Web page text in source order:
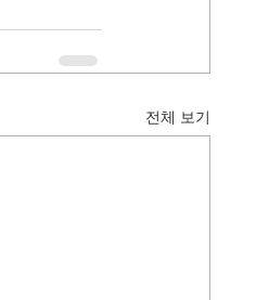
전체 보기